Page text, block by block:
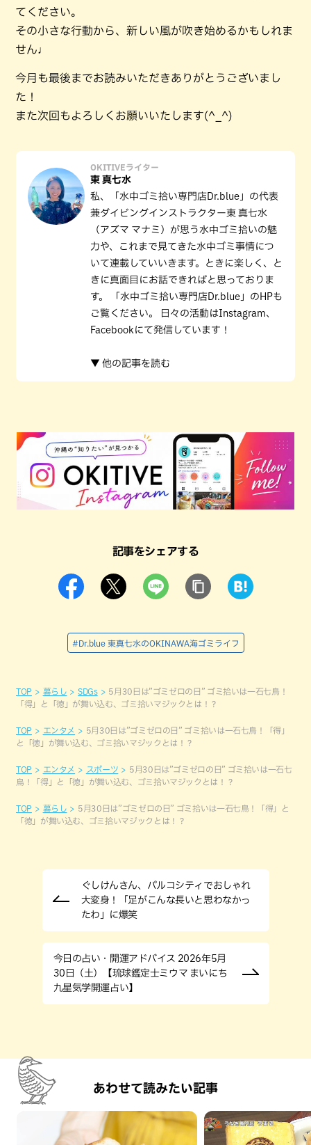
てください。
その小さな行動から、新しい風が吹き始めるかもしれま
せん♩
今月も最後までお読みいただきありがとうございまし
た！
また次回もよろしくお願いいたします(^_^)
OKITIVEライター
東 真七水
私、「水中ゴミ拾い専門店Dr.blue」の代表
兼ダイビングインストラクター東 真七水
（アズマ マナミ）が思う水中ゴミ拾いの魅
力や、これまで見てきた水中ゴミ事情につ
いて連載していいきます。ときに楽しく、と
きに真面目にお話できればと思っておりま
す。 「水中ゴミ拾い専門店Dr.blue」のHPも
ご覧ください。 日々の活動はInstagram、
Facebookにて発信しています！
▼ 他の記事を読む
記事をシェアする
#Dr.blue 東真七水のOKINAWA海ゴミライフ
TOP 暮らし SDGs
5月30日は”ゴミゼロの日” ゴミ拾いは一石七鳥！
「得」と「徳」が舞い込む、ゴミ拾いマジックとは！？
TOP エンタメ
5月30日は”ゴミゼロの日” ゴミ拾いは一石七鳥！「得」
と「徳」が舞い込む、ゴミ拾いマジックとは！？
TOP エンタメ スポーツ
5月30日は”ゴミゼロの日” ゴミ拾いは一石七
鳥！「得」と「徳」が舞い込む、ゴミ拾いマジックとは！？
TOP 暮らし
5月30日は”ゴミゼロの日” ゴミ拾いは一石七鳥！「得」と
「徳」が舞い込む、ゴミ拾いマジックとは！？
ぐしけんさん、パルコシティでおしゃれ
大変身！「足がこんな長いと思わなかっ
たわ」に爆笑
今日の占い・開運アドバイス 2026年5月
30日（土）【琉球鑑定士ミウマ まいにち
九星気学開運占い】
あわせて読みたい記事